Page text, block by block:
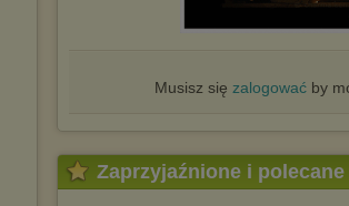
Istnieje możliwość zmiany ustawień
sposób uniemożliwiający przechowywanie
http://chomikuj.pl/PolitykaPrywatnosci.aspx.
Musisz się zalogowaćby
Zaprzyjaźnione i